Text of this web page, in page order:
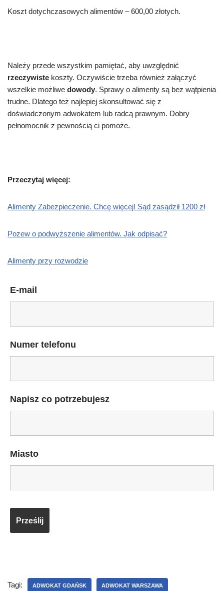
Koszt dotychczasowych alimentów – 600,00 złotych.
Należy przede wszystkim pamiętać, aby uwzględnić
rzeczywiste koszty. Oczywiście trzeba również załączyć
wszelkie możliwe dowody. Sprawy o alimenty są bez wątpienia
trudne. Dlatego też najlepiej skonsultować się z
doświadczonym adwokatem lub radcą prawnym. Dobry
pełnomocnik z pewnością ci pomoże.
Przeczytaj więcej:
Alimenty Zabezpieczenie. Chcę więcej! Sąd zasądził 1200 zł
Pozew o podwyższenie alimentów. Jak odpisać?
Alimenty przy rozwodzie
E-mail
Numer telefonu
Napisz co potrzebujesz
Miasto
Tagi: ADWOKAT GDAŃSK ADWOKAT WARSZAWA